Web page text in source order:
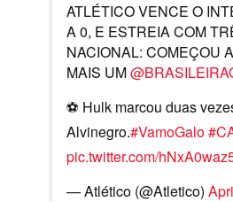
ATLÉTICO VENCE O
A 0, E ESTREIA COM
NACIONAL: COMEÇOU
MAIS UM
⚽️ Hulk marcou duas
Alvinegro.#VamoGalo
pic.twitter.com/
— Atlético (@Atletico)